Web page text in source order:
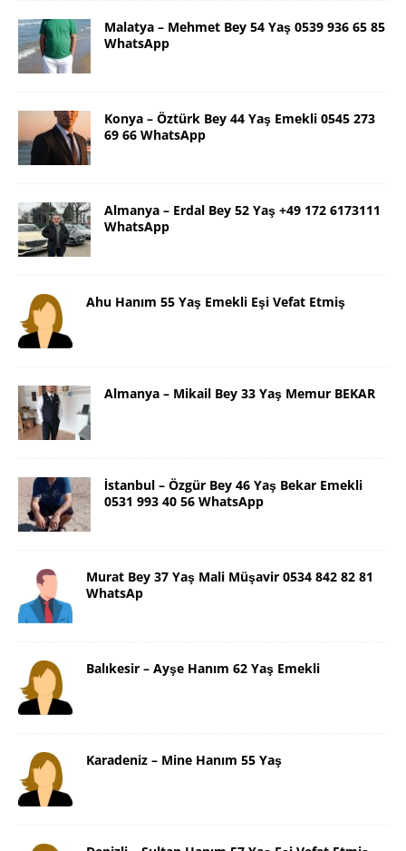
Malatya – Mehmet Bey 54 Yaş 0539 936 65 85
WhatsApp
Konya – Öztürk Bey 44 Yaş Emekli 0545 273
69 66 WhatsApp
Almanya – Erdal Bey 52 Yaş +49 172 6173111
WhatsApp
Ahu Hanım 55 Yaş Emekli Eşi Vefat Etmiş
Almanya – Mikail Bey 33 Yaş Memur BEKAR
İstanbul – Özgür Bey 46 Yaş Bekar Emekli
0531 993 40 56 WhatsApp
Murat Bey 37 Yaş Mali Müşavir 0534 842 82 81
WhatsAp
Balıkesir – Ayşe Hanım 62 Yaş Emekli
Karadeniz – Mine Hanım 55 Yaş